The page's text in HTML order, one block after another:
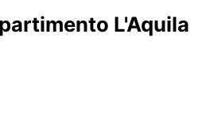
L'Aquila